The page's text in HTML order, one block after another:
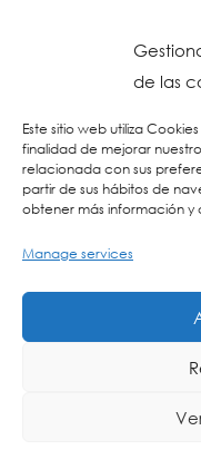
de las
Este sitio web utiliza
finalidad de mejorar
relacionada con sus
partir de sus hábitos de
obtener más información y
Manage services